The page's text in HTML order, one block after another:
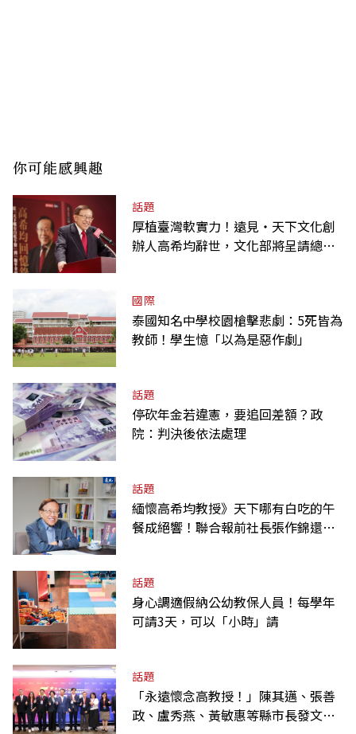
你可能感興趣
話題
厚植臺灣軟實力！遠見‧天下文化創
辦人高希均辭世，文化部將呈請總統
國際
泰國知名中學校園槍擊悲劇：5死皆為
教師！學生憶「以為是惡作劇」
話題
停砍年金若違憲，要追回差額？政
院：判決後依法處理
話題
緬懷高希均教授》天下哪有白吃的午
餐成絕響！聯合報前社長張作錦還原
話題
身心調適假納公幼教保人員！每學年
可請3天，可以「小時」請
話題
「永遠懷念高教授！」陳其邁、張善
政、盧秀燕、黃敏惠等縣市長發文弔